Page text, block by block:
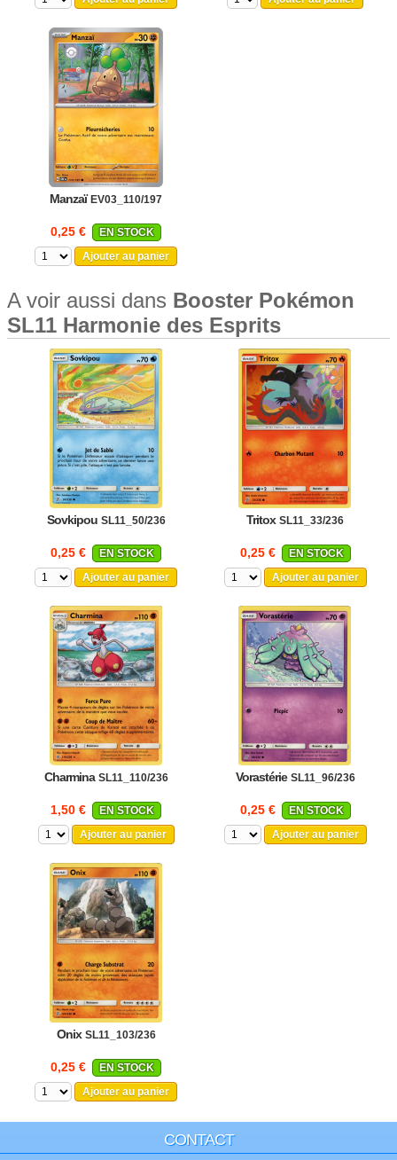
Manzaï EV03_110/197
0,25 €
EN STOCK
Ajouter au panier
A voir aussi dans Booster Pokémon
SL11 Harmonie des Esprits
Sovkipou SL11_50/236
0,25 €
EN STOCK
Ajouter au panier
Tritox SL11_33/236
0,25 €
EN STOCK
Ajouter au panier
Charmina SL11_110/236
1,50 €
EN STOCK
Ajouter au panier
Vorastérie SL11_96/236
0,25 €
EN STOCK
Ajouter au panier
Onix SL11_103/236
0,25 €
EN STOCK
Ajouter au panier
CONTACT